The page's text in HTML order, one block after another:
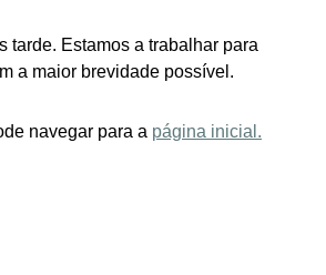
tarde. Estamos a trabalhar para
a maior brevidade possível.
navegar para a página inicial.